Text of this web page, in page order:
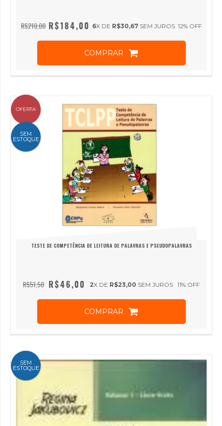
R$210,00 12% OFF
R$184,00 6X DE R$30,67 SEM JUROS
COMPRAR
OFERTA
SEM
ESTOQUE
TESTE DE COMPETÊNCIA DE LEITURA DE PALAVRAS E PSEUDOPALAVRAS
R$51,50 11% OFF
R$46,00 2X DE R$23,00 SEM JUROS
COMPRAR
SEM
ESTOQUE